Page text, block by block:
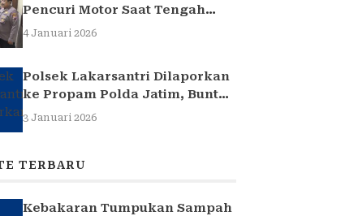
Pencuri Motor Saat Tengah
Jadi Amuk Massa
4 Januari 2026
Polsek Lakarsantri Dilaporkan
ke Propam Polda Jatim, Buntut
Kasus Nenek Elina
3 Januari 2026
TERBARU
Kebakaran Tumpukan Sampah